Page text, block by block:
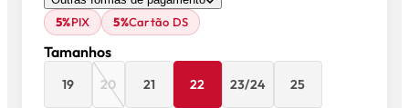
5%PIX 5%Cartão DS
Tamanhos
19 20 21 22 23/24 25